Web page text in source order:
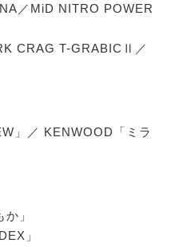
／MiD NITRO POWER
CRAG T-GRABICⅡ／
」／ KENWOOD「ミラ
」
」